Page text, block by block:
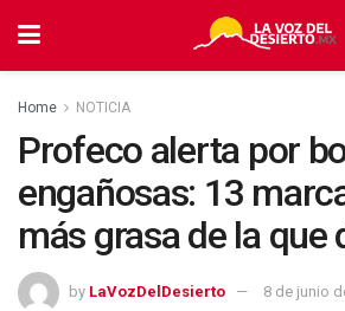
Home NOTICIA
Profeco alerta por
engañosas: 13
más grasa de la que
by LaVozDelDesierto 8 de junio